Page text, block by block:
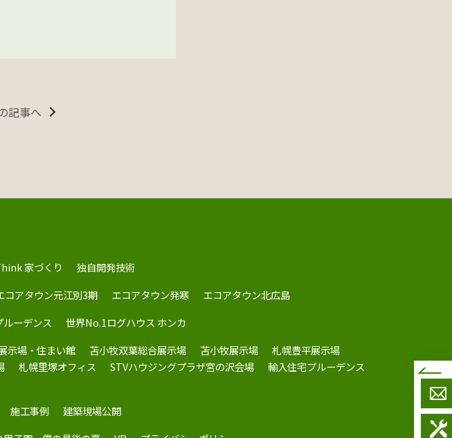
記事へ
家づくり
独自開発技術
コアタウン元江別3期 エコアタウン発寒
エコアタウン北広島
ーデンス
世界No.1ログハウス ホンカ
示場・住まい館 苫小牧双葉総合展示場 苫小牧展示場
札幌豊平展示場
札幌里塚オフィス STVハウジングプラザ宮の沢会場
輸入住宅プルーデンス
施工事例
建築現場公開